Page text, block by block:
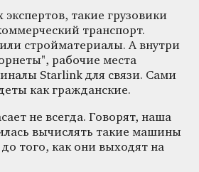
такие грузовики
транспорт.
стройматериалы. А внутри
рабочие места
Starlink для связи. Сами
как гражданские.
не всегда. Говорят, наша
вычислять такие машины
того, как они выходят на